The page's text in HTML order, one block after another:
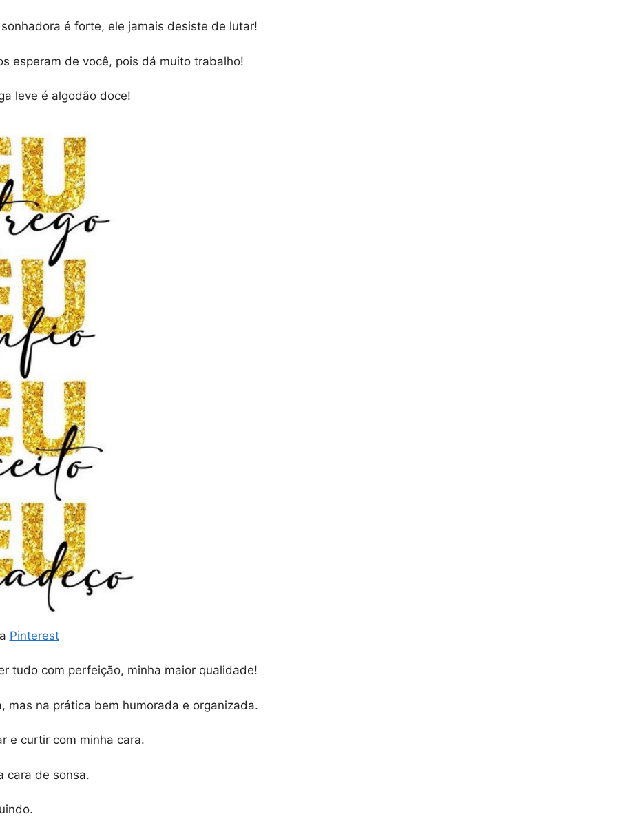
é forte, ele jamais desiste de lutar!
esperam de você, pois dá muito trabalho!
leve é algodão doce!
Pinterest
tudo com perfeição, minha maior qualidade!
mas na prática bem humorada e organizada.
e curtir com minha cara.
cara de sonsa.